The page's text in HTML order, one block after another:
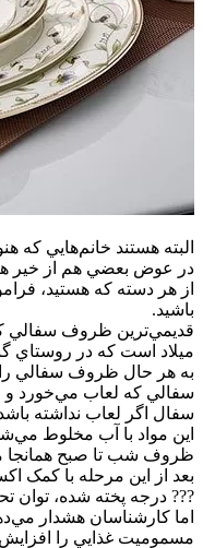
البته هستند خانم‌هايي
در عوض بعضي هم از خير
از هر دسته که هستيد،
باشيد.
قديمي‌ترين ظروف سفالي
ميلاد است که در روستاي
به هر حال ظروف سفالي
سفالي که لعاب مي‌خورد و
سفال اگر لعاب نداشته
اين مواد با آب مخلوط
ظروف شب تا صبح همانجا
بعد از اين مرحله با کمک
??? درجه پخته شده، توان
اما کارشناسان هشدار
مسموميت غذايي را